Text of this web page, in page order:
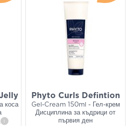
коса
i
Phyto Curls Defintion
Gel-Cream 150ml - Гел-крем
Дисциплина за къдрици от
първия ден